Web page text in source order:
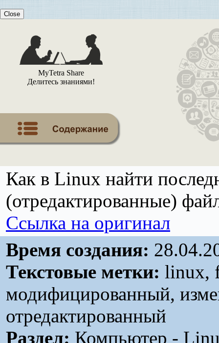
Close
MyTetra Share
Делитесь знаниями!
Как в Linux найти
(отредактированные)
Ссылка на оригинал
Время создания:
Текстовые метки: linux,
модифицированный,
отредактированный
Раздел: Компьютер -